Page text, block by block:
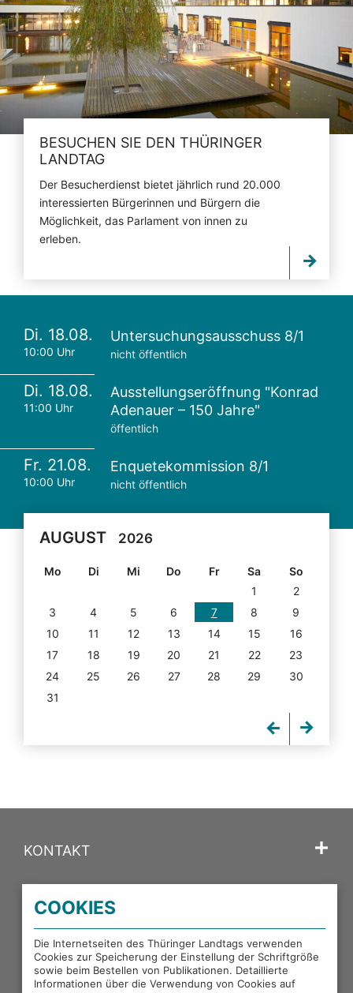
BESUCHEN SIE DEN THÜRINGER
LANDTAG
Der Besucherdienst bietet jährlich rund 20.000
interessierten Bürgerinnen und Bürgern die
Möglichkeit, das Parlament von innen zu
erleben.
Di. 18.08.
10:00 Uhr
Untersuchungsausschuss 8/1
nicht öffentlich
Di. 18.08.
11:00 Uhr
Ausstellungseröffnung "Konrad
Adenauer – 150 Jahre"
öffentlich
Fr. 21.08.
10:00 Uhr
Enquetekommission 8/1
nicht öffentlich
AUGUST 2026
Mo Di Mi Do Fr Sa
So
1
2
3
4 5 6 7 8
9
10
11 12 13 14 15
16
17
18 19 20 21 22
23
24
25 26 27 28 29
30
31
KONTAKT
PORTALE DES THÜRINGER LANDTAGS
EXTERNE LINKS
COOKIES
Die Internetseiten des Thüringer Landtags verwenden
Cookies zur Speicherung der Einstellung der Schriftgröße
sowie beim Bestellen von Publikationen. Detaillierte
Informationen über die Verwendung von Cookies auf